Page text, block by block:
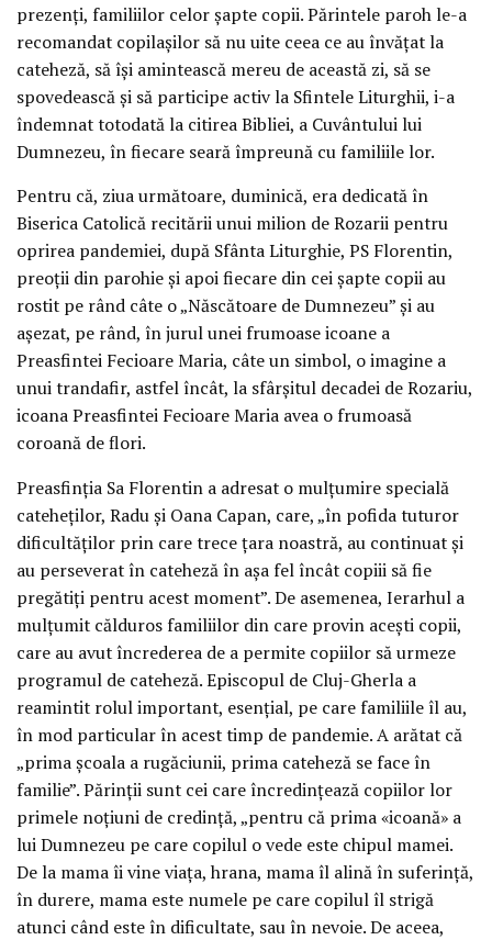
prezenți, familiilor celor șapte copii. Părintele paroh le-a
recomandat copilașilor să nu uite ceea ce au învățat la
cateheză, să își amintească mereu de această zi, să se
spovedească și să participe activ la Sfintele Liturghii, i-a
îndemnat totodată la citirea Bibliei, a Cuvântului lui
Dumnezeu, în fiecare seară împreună cu familiile lor.
Pentru că, ziua următoare, duminică, era dedicată în
Biserica Catolică recitării unui milion de Rozarii pentru
oprirea pandemiei, după Sfânta Liturghie, PS Florentin,
preoții din parohie și apoi fiecare din cei șapte copii au
rostit pe rând câte o „Născătoare de Dumnezeu” și au
așezat, pe rând, în jurul unei frumoase icoane a
Preasfintei Fecioare Maria, câte un simbol, o imagine a
unui trandafir, astfel încât, la sfârșitul decadei de Rozariu,
icoana Preasfintei Fecioare Maria avea o frumoasă
coroană de flori.
Preasfinția Sa Florentin a adresat o mulțumire specială
cateheților, Radu și Oana Capan, care, „în pofida tuturor
dificultăților prin care trece țara noastră, au continuat și
au perseverat în cateheză în așa fel încât copiii să fie
pregătiți pentru acest moment”. De asemenea, Ierarhul a
mulțumit călduros familiilor din care provin acești copii,
care au avut încrederea de a permite copiilor să urmeze
programul de cateheză. Episcopul de Cluj-Gherla a
reamintit rolul important, esențial, pe care familiile îl au,
în mod particular în acest timp de pandemie. A arătat că
„prima școala a rugăciunii, prima cateheză se face în
familie”. Părinții sunt cei care încredințează copiilor lor
primele noțiuni de credință, „pentru că prima «icoană» a
lui Dumnezeu pe care copilul o vede este chipul mamei.
De la mama îi vine viața, hrana, mama îl alină în suferință,
în durere, mama este numele pe care copilul îl strigă
atunci când este în dificultate, sau în nevoie. De aceea,